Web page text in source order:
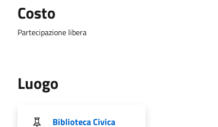
Costo
Partecipazione libera
Luogo
Biblioteca Civica